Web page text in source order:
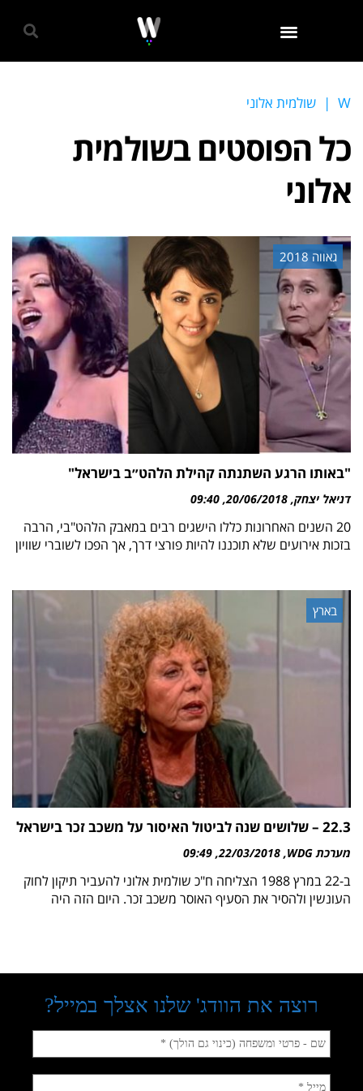
W
| שולמית אלוני
כל הפוסטים בשולמית
אלוני
גאווה 2018
"באותו הרגע השתנתה קהילת הלהט״ב בישראל"
דניאל יצחק 20/06/2018
09:40
20 השנים האחרונות כללו הישגים רבים במאבק הלהט"בי, הרבה
בזכות אירועים שלא תוכננו להיות פורצי דרך, אך הפכו לשוברי שוויון
בארץ
22.3 – שלושים שנה לביטול האיסור על משכב זכר בישראל
מערכת WDG 22/03/2018
09:49
ב-22 במרץ 1988 הצליחה ח"כ שולמית אלוני להעביר תיקון לחוק
העונשין ולהסיר את הסעיף האוסר משכב זכר. היום הזה היה